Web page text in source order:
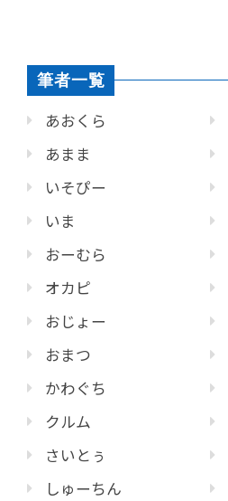
筆者一覧
あおくら
あまま
いそぴー
いま
おーむら
オカピ
おじょー
おまつ
かわぐち
クルム
さいとぅ
しゅーちん